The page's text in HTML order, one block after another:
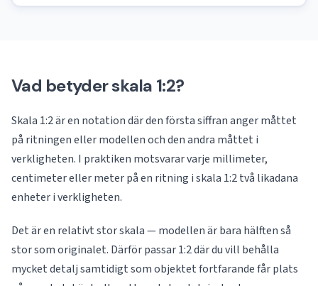
Vad betyder skala 1:2?
Skala 1:2 är en notation där den första siffran anger måttet
på ritningen eller modellen och den andra måttet i
verkligheten. I praktiken motsvarar varje millimeter,
centimeter eller meter på en ritning i skala 1:2 två likadana
enheter i verkligheten.
Det är en relativt stor skala — modellen är bara hälften så
stor som originalet. Därför passar 1:2 där du vill behålla
mycket detalj samtidigt som objektet fortfarande får plats